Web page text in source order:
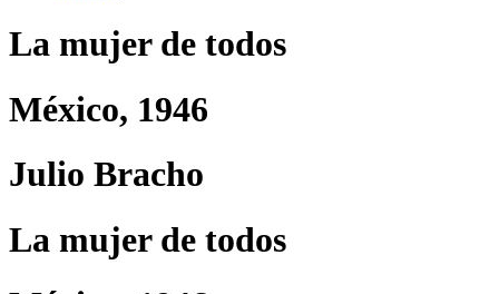
La mujer de todos
México, 1946
Julio Bracho
La mujer de todos